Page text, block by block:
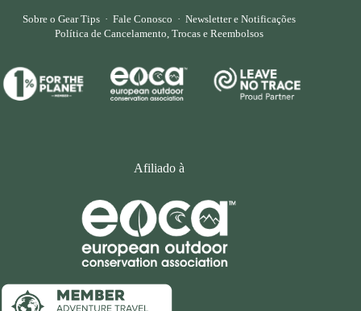
Sobre o Gear Tips· Fale Conosco · Newsletter e Notificações
Política de Cancelamento, Trocas e Reembolsos
Afiliado à